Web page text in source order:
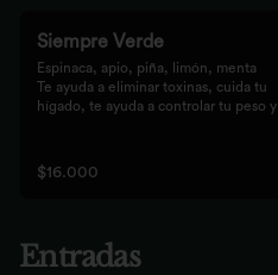
Siempre Verde
Espinaca, apio, piña, limón, menta
Te ayuda a eliminar toxinas, cuida tu
hígado, te ayuda a controlar tu peso y
$16.000
Entradas